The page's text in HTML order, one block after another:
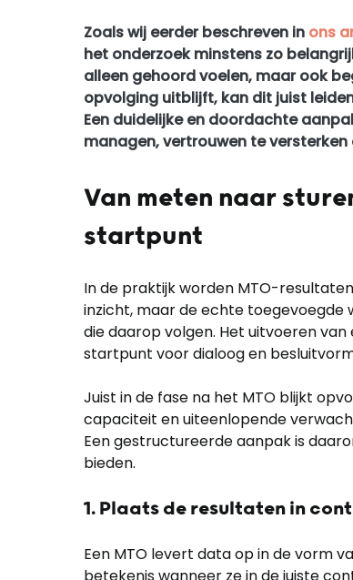
Zoals wij eerder beschreven in ons
het onderzoek minstens zo
alleen gehoord voelen, maar ook
opvolging uitblijft, kan dit juist
Een duidelijke en doordachte
managen, vertrouwen te
Van meten naar
startpunt
In de praktijk worden MTO-
inzicht, maar de echte toegevoegde
die daarop volgen. Het uitvoeren
startpunt voor dialoog en
Juist in de fase na het MTO blijkt
capaciteit en uiteenlopende
Een gestructureerde aanpak is
bieden.
1. Plaats de resultaten in
Een MTO levert data op in de vorm